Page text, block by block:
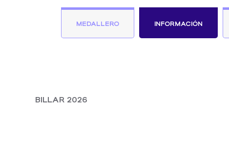
MEDALLERO INFORMACIÓN
BILLAR 2026